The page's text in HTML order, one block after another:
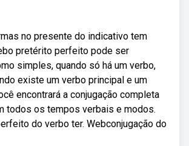
no presente do indicativo tem
pretérito perfeito pode ser
simples, quando só há um verbo,
existe um verbo principal e um
encontrará a conjugação completa
todos os tempos verbais e modos.
do verbo ter. Webconjugação do